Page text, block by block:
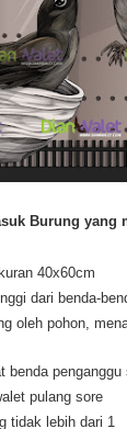
Burung yang
40x60cm
dari benda-
oleh pohon,
benda
pulang sore
tidak lebih dari 1